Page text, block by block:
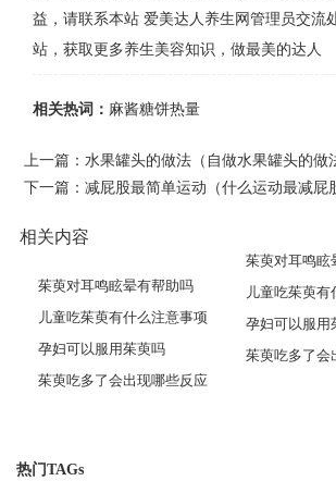
益，请联系本站 爱美达人养生网管理员交流
站，获取更多养生美容知识，做最美的达人
相关热词： 麻酱糖饼热量
上一篇：水果罐头的做法（自做水果罐头的做
下一篇：减屁股最简单运动（什么运动最减屁
相关内容
茱萸对耳鸣眩晕有帮助吗
儿童吃茱萸有什么注意事项
孕妇可以服用茱萸吗
茱萸吃多了会出现哪些反应
茱萸对耳鸣眩
儿童吃茱萸有
孕妇可以服用
茱萸吃多了会
热门TAGs